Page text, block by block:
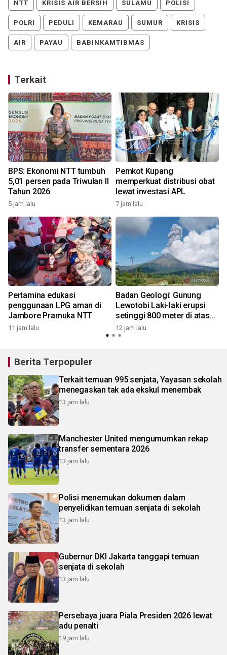
NTT KRISIS AIR BERSIH SULAMU POLISI
POLRI PEDULI KEMARAU SUMUR KRISIS
AIR PAYAU BABINKAMTIBMAS
Terkait
BPS: Ekonomi NTT tumbuh
5,01 persen pada Triwulan II
Tahun 2026
5 jam lalu
Pemkot Kupang
memperkuat distribusi obat
lewat investasi APL
7 jam lalu
Pertamina edukasi
penggunaan LPG aman di
Jambore Pramuka NTT
11 jam lalu
Badan Geologi: Gunung
Lewotobi Laki-laki erupsi
setinggi 800 meter di atas
puncak
12 jam lalu
Berita Terpopuler
Terkait temuan 995 senjata, Yayasan sekolah
menegaskan tak ada ekskul menembak
13 jam lalu
Manchester United mengumumkan rekap
transfer sementara 2026
13 jam lalu
Polisi menemukan dokumen dalam
penyelidikan temuan senjata di sekolah
13 jam lalu
Gubernur DKI Jakarta tanggapi temuan
senjata di sekolah
13 jam lalu
Persebaya juara Piala Presiden 2026 lewat
adu penalti
19 jam lalu